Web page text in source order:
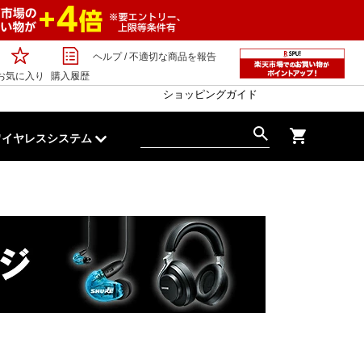
気に入り 購入履歴
ヘルプ/不適切な商品を報告
ショッピングガイド
イヤレスシステム